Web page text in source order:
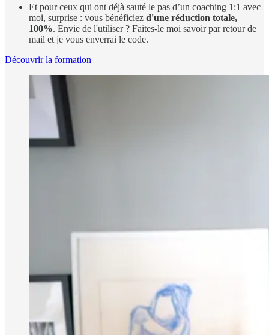
Et pour ceux qui ont déjà sauté le pas d’un coaching 1:1 avec
moi, surprise : vous bénéficiez d'une réduction totale,
100%. Envie de l'utiliser ? Faites-le moi savoir par retour de
mail et je vous enverrai le code.
Découvrir la formation